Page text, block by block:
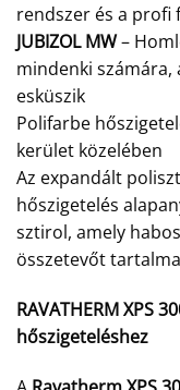
rendszer és a profi
JUBIZOL MW–
mindenki számára,
esküszik
Polifarbe
kerület közelében
Az expandált
hőszigetelés
sztirol, amely
összetevőt
RAVATHERM XPS
hőszigeteléshez